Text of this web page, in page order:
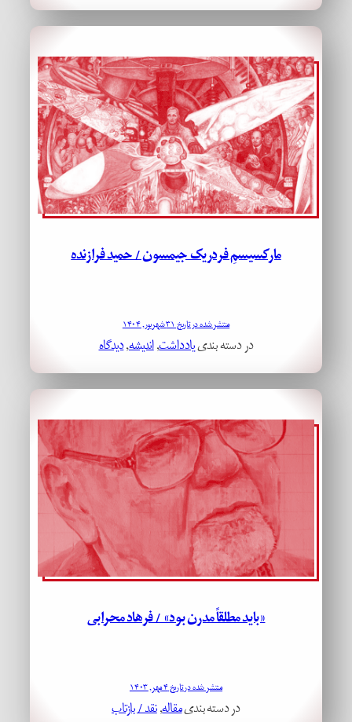
مارکسیسمِ فردریک جیمسون / حمید فرازنده
منتشر شده در تاریخ ۳۱ شهریور, ۱۴۰۴
در دسته بندییادداشت, اندیشه, دیدگاه
«باید مطلقاً مدرن بود» / فرهاد محرابی
منتشر شده در تاریخ ۴ مهر, ۱۴۰۳
در دسته بندیمقاله, نقد / بازتاب